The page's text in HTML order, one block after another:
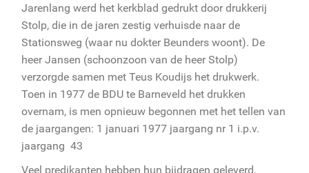
Jarenlang werd het kerkblad gedrukt door drukkerij
Stolp, die in de jaren zestig verhuisde naar de
Stationsweg (waar nu dokter Beunders woont). De
heer Jansen (schoonzoon van de heer Stolp)
verzorgde samen met Teus Koudijs het drukwerk.
Toen in 1977 de BDU te Barneveld het drukken
overnam, is men opnieuw begonnen met het tellen van
de jaargangen: 1 januari 1977 jaargang nr 1 i.p.v.
jaargang 43
Veel predikanten hebben hun bijdragen geleverd,